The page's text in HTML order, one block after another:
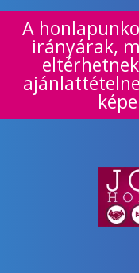
A
irányárak,